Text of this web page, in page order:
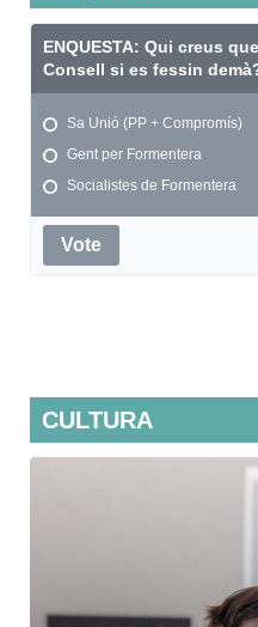
ENQUESTA: Qui creus
Consell si es fessin
Sa Unió (PP + Compromís)
Gent per Formentera
Socialistes de Formentera
Vote
CULTURA